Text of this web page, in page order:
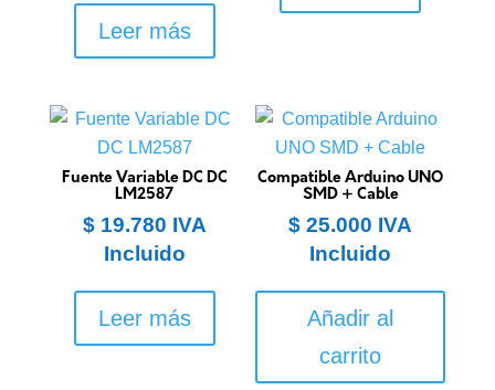
Leer más
Fuente Variable DC DC
LM2587
$19.780 IVA
Incluido
Leer más
Compatible Arduino UNO
SMD + Cable
$ 25.000 IVA
Incluido
Añadir al
carrito